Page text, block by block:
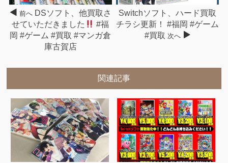
前へ DSソフト、他買取さ
せていただきました
#福
岡 #ゲーム #買取 #マンガ倉
庫古賀店
Switchソフト、ハード買取
チラシ更新！ #福岡 #ゲーム
#買取 次へ
関連記事